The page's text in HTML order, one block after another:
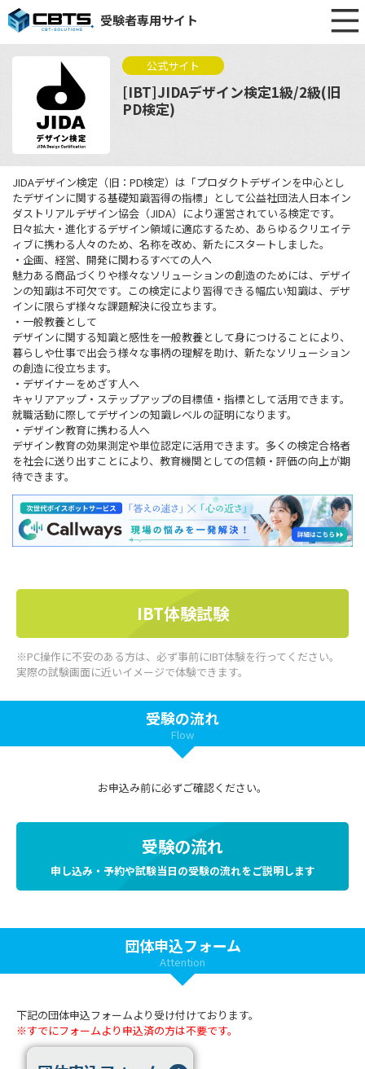
受験者専用サイト
公式サイト
[IBT]JIDAデザイン検定1級/2級(旧
PD検定)
JIDAデザイン検定（旧：PD検定）は「プロダクトデザインを中心とし
たデザインに関する基礎知識習得の指標」として公益社団法人日本イン
ダストリアルデザイン協会（JIDA）により運営されている検定です。
日々拡大・進化するデザイン領域に適応するため、あらゆるクリエイテ
ィブに携わる人々のため、名称を改め、新たにスタートしました。
・企画、経営、開発に関わるすべての人へ
魅力ある商品づくりや様々なソリューションの創造のためには、デザイ
ンの知識は不可欠です。この検定により習得できる幅広い知識は、デザ
インに限らず様々な課題解決に役立ちます。
・一般教養として
デザインに関する知識と感性を一般教養として身につけることにより、
暮らしや仕事で出会う様々な事柄の理解を助け、新たなソリューション
の創造に役立ちます。
・デザイナーをめざす人へ
キャリアアップ・ステップアップの目標値・指標として活用できます。
就職活動に際してデザインの知識レベルの証明になります。
・デザイン教育に携わる人へ
デザイン教育の効果測定や単位認定に活用できます。多くの検定合格者
を社会に送り出すことにより、教育機関としての信頼・評価の向上が期
待できます。
IBT体験試験
※PC操作に不安のある方は、必ず事前にIBT体験を行ってください。
実際の試験画面に近いイメージで体験できます。
受験の流れ
Flow
お申込み前に必ずご確認ください。
受験の流れ
申し込み・予約や試験当日の受験の流れをご説明します
団体申込フォーム
Attention
下記の団体申込フォームより受け付けております。
※すでにフォームより申込済の方は不要です。